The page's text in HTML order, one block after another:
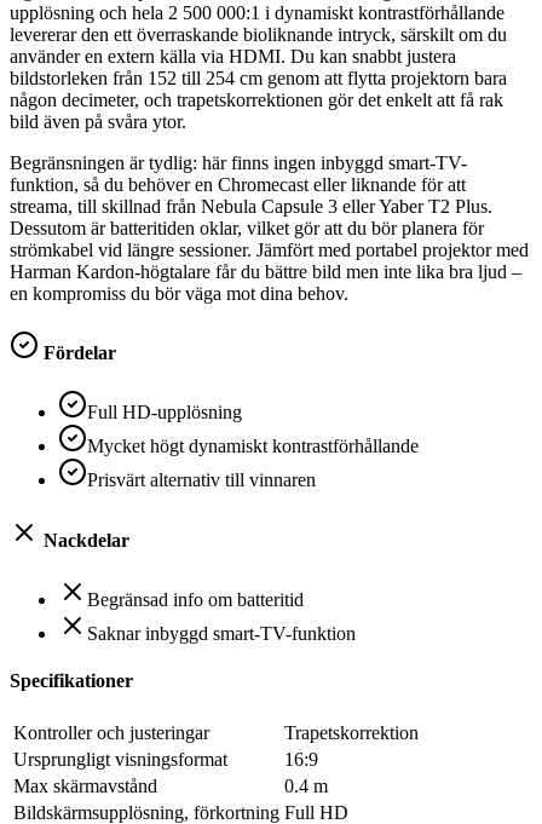
upplösning och hela 2 500 000:1 i dynamiskt kontrastförhållande
levererar den ett överraskande bioliknande intryck, särskilt om du
använder en extern källa via HDMI. Du kan snabbt justera
bildstorleken från 152 till 254 cm genom att flytta projektorn bara
någon decimeter, och trapetskorrektionen gör det enkelt att få rak
bild även på svåra ytor.
Begränsningen är tydlig: här finns ingen inbyggd smart-TV-
funktion, så du behöver en Chromecast eller liknande för att
streama, till skillnad från Nebula Capsule 3 eller Yaber T2 Plus.
Dessutom är batteritiden oklar, vilket gör att du bör planera för
strömkabel vid längre sessioner. Jämfört med portabel projektor med
Harman Kardon-högtalare får du bättre bild men inte lika bra ljud –
en kompromiss du bör väga mot dina behov.
Fördelar
Full HD-upplösning
Mycket högt dynamiskt kontrastförhållande
Prisvärt alternativ till vinnaren
Nackdelar
Begränsad info om batteritid
Saknar inbyggd smart-TV-funktion
Specifikationer
Kontroller och justeringar
Trapetskorrektion
Ursprungligt visningsformat
16:9
Max skärmavstånd
0.4 m
Bildskärmsupplösning, förkortning Full HD